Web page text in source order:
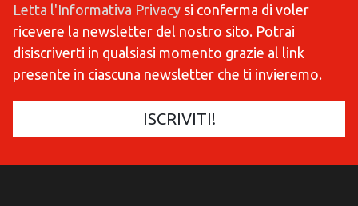
Letta l'Informativa Privacy si conferma di voler
ricevere la newsletter del nostro sito. Potrai
disiscriverti in qualsiasi momento grazie al link
presente in ciascuna newsletter che ti invieremo.